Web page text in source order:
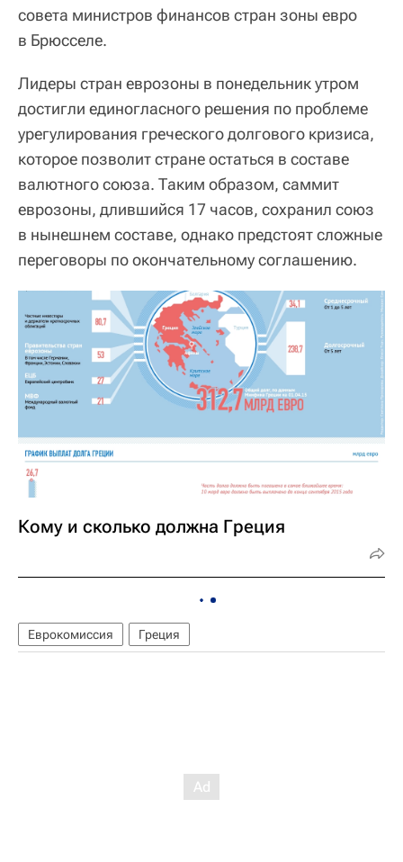
совета министров финансов стран зоны евро
в Брюсселе.
Лидеры стран еврозоны в понедельник утром
достигли единогласного решения по проблеме
урегулирования греческого долгового кризиса,
которое позволит стране остаться в составе
валютного союза. Таким образом, саммит
еврозоны, длившийся 17 часов, сохранил союз
в нынешнем составе, однако предстоят сложные
переговоры по окончательному соглашению.
Кому и сколько должна Греция
Еврокомиссия Греция